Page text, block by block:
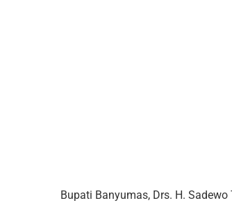
Bupati Banyumas, Drs. H.